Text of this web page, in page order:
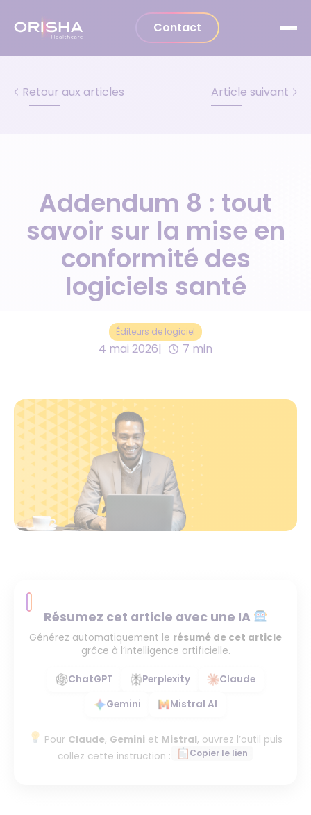
Contact
Retour aux articles Article suivant
Addendum 8 : tout
savoir sur la mise en
conformité des
logiciels santé
Éditeurs de logiciel
4 mai 2026 7 min
Résumez cet article avec une IA
Générez automatiquement le résumé de cet article
grâce à l’intelligence artificielle.
ChatGPT Perplexity
Claude
Gemini
Mistral AI
Pour Claude, Gemini et Mistral, ouvrez l’outil puis
collez cette instruction :
Copier le lien